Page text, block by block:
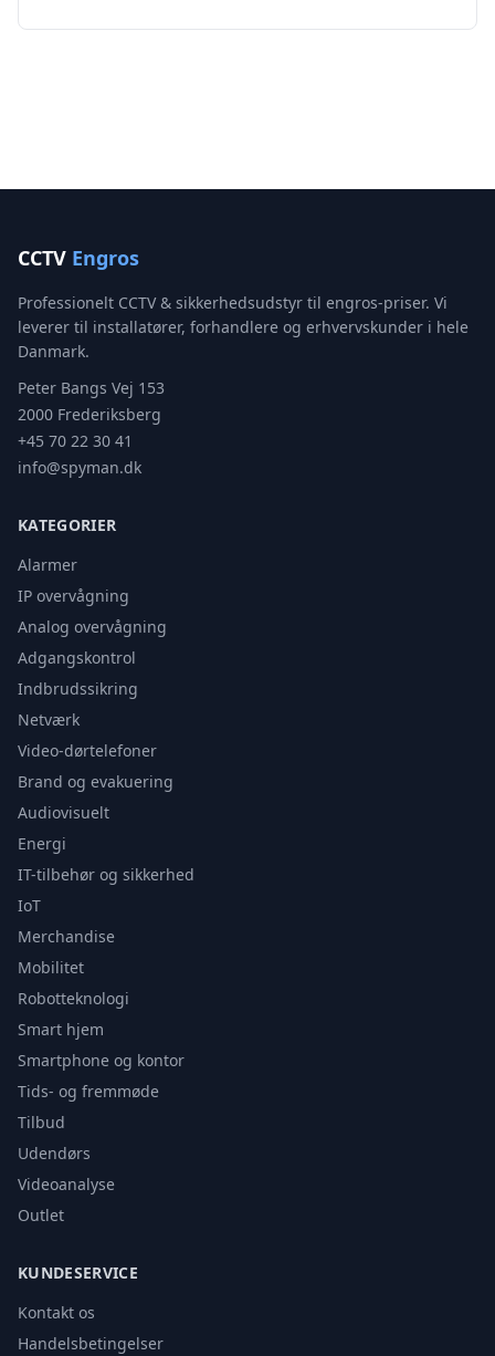
CCTV Engros
Professionelt CCTV & sikkerhedsudstyr til engros-priser. Vi
leverer til installatører, forhandlere og erhvervskunder i hele
Danmark.
Peter Bangs Vej 153
2000 Frederiksberg
+45 70 22 30 41
info@spyman.dk
KATEGORIER
Alarmer
IP overvågning
Analog overvågning
Adgangskontrol
Indbrudssikring
Netværk
Video-dørtelefoner
Brand og evakuering
Audiovisuelt
Energi
IT-tilbehør og sikkerhed
IoT
Merchandise
Mobilitet
Robotteknologi
Smart hjem
Smartphone og kontor
Tids- og fremmøde
Tilbud
Udendørs
Videoanalyse
Outlet
KUNDESERVICE
Kontakt os
Handelsbetingelser